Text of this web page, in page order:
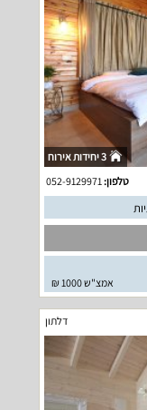
3 יחידות אירוח
טלפון:052-9129971
אמצ"ש 1000 ₪
דלתון